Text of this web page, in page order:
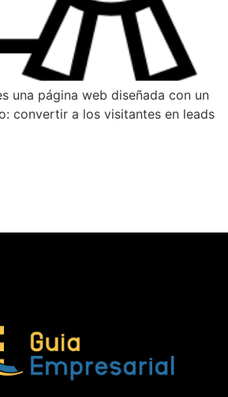
una página web diseñada con un
convertir a los visitantes en leads